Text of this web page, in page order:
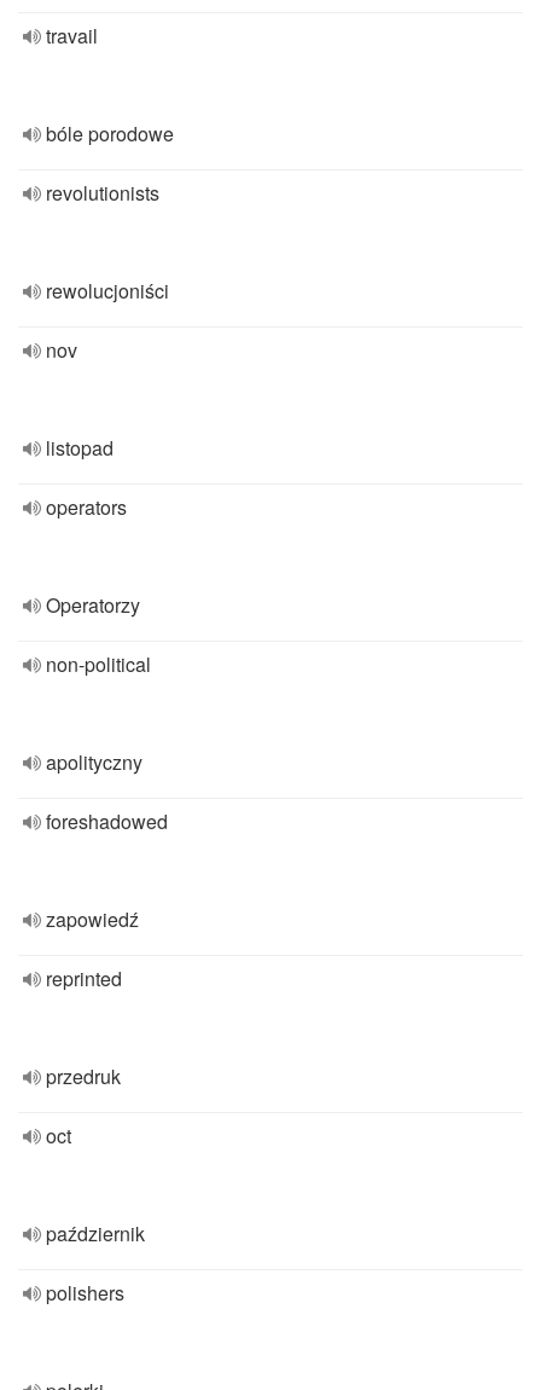
travail
bóle porodowe
revolutionists
rewolucjoniści
nov
listopad
operators
Operatorzy
non-political
apolityczny
foreshadowed
zapowiedź
reprinted
przedruk
oct
październik
polishers